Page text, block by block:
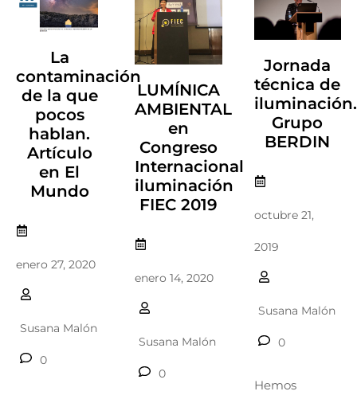
La
contaminación
de la que
pocos
hablan.
Artículo
en El
Mundo
enero 27, 2020
Susana Malón
0
LUMÍNICA
AMBIENTAL
en
Congreso
Internacional
iluminación
FIEC 2019
enero 14, 2020
Susana Malón
0
Jornada
técnica de
iluminación.
Grupo
BERDIN
octubre 21,
2019
Susana Malón
0
Hemos